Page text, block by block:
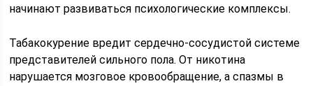
начинают развиваться психологические комплексы.
Табакокурение вредит сердечно-сосудистой системе
представителей сильного пола. От никотина
нарушается мозговое кровообращение, а спазмы в